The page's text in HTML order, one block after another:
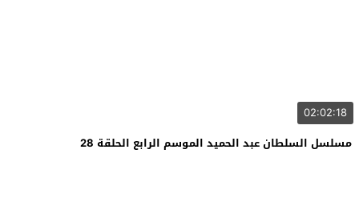
02:02:18
مسلسل السلطان عبد الحميد الموسم الرابع الحلقة 28